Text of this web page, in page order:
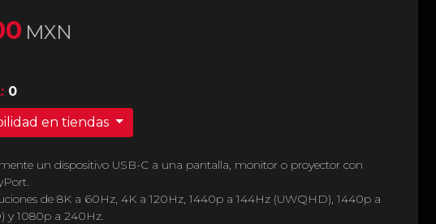
MXN
0
en tiendas
un dispositivo USB-C a una pantalla, monitor o proyector con
de 8K a 60Hz, 4K a 120Hz, 1440p a 144Hz (UWQHD), 1440p a
y 1080p a 240Hz.